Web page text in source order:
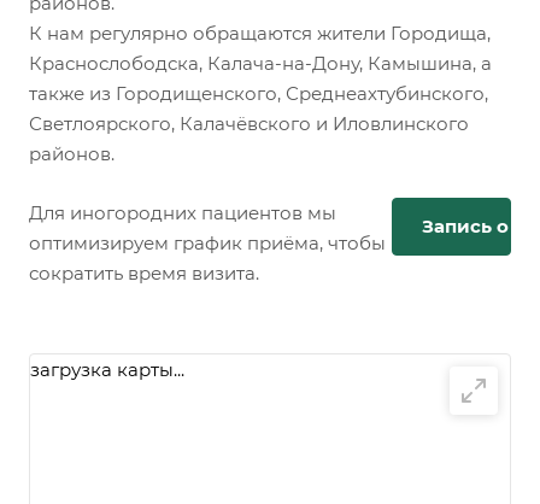
К нам регулярно обращаются жители Городища,
Краснослободска, Калача-на-Дону, Камышина, а
также из Городищенского, Среднеахтубинского,
Светлоярского, Калачёвского и Иловлинского
районов.
Для иногородних пациентов мы
оптимизируем график приёма, чтобы
сократить время визита.
Запись
загрузка карты...